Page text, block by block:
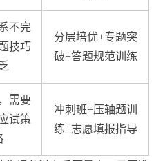
不完
技巧
分层培优+专题突
破+答题规范训练
需要
试策
冲刺班+压轴题训
练+志愿填报指导